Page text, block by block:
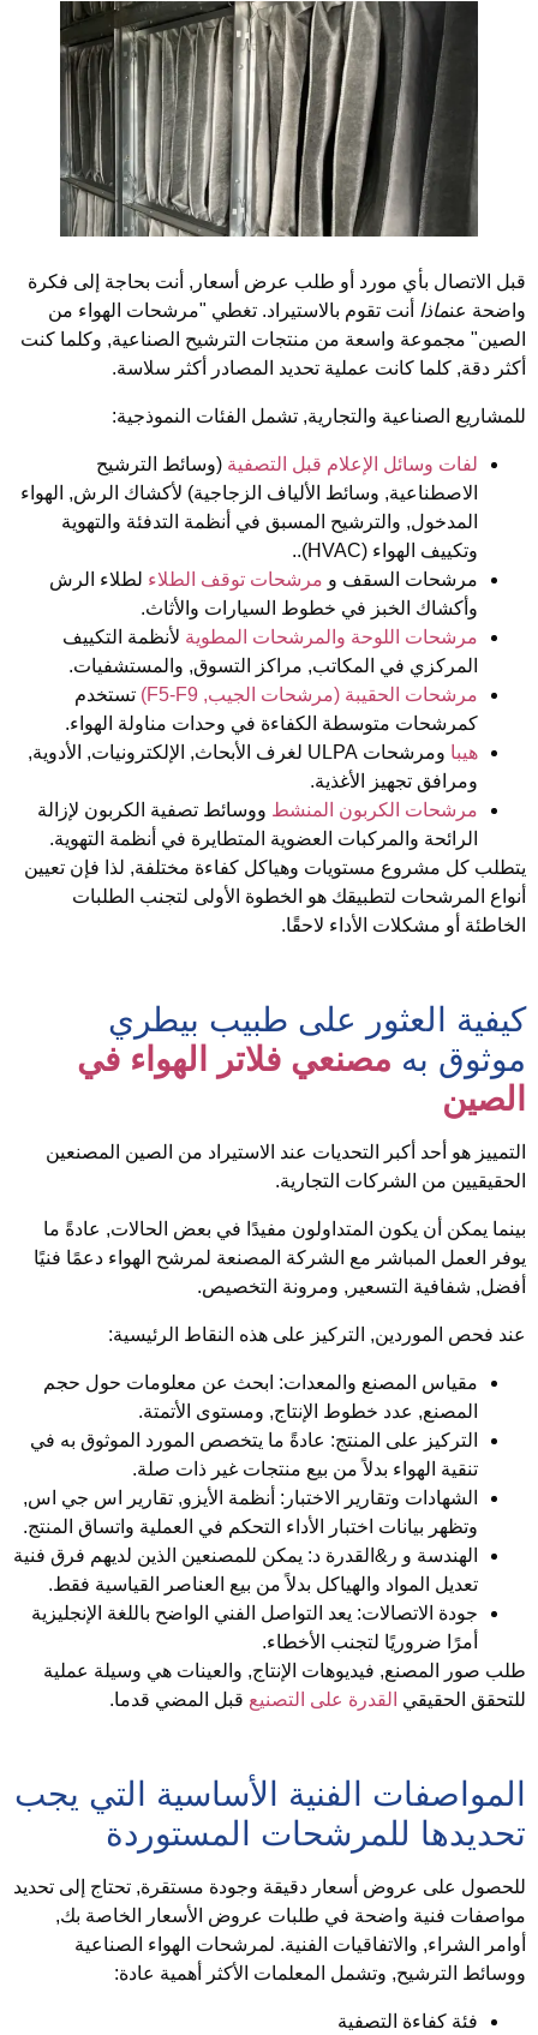
الاتصال بأي مورد أو طلب عرض أسعار, أنت بحاجة إلى فكرة
عن ماذاأنت تقوم بالاستيراد. تغطي "مرشحات الهواء من
مجموعة واسعة من منتجات الترشيح الصناعية, وكلما كنت
دقة, كلما كانت عملية تحديد المصادر أكثر سلاسة.
الصناعية والتجارية, تشمل الفئات النموذجية:
لفات وسائل الإعلام قبل التصفية(وسائط الترشيح
الاصطناعية, وسائط الألياف الزجاجية)لأكشاك الرش, الهواء
المدخول, والترشيح المسبق في أنظمة التدفئة والتهوية
وتكييف الهواء (HVAC)..
مرشحات السقف و مرشحات توقف الطلاء لطلاء الرش
وأكشاك الخبز في خطوط السيارات والأثاث.
مرشحات اللوحة والمرشحات المطوية لأنظمة التكييف
المركزي في المكاتب, مراكز التسوق, والمستشفيات.
مرشحات الحقيبة (مرشحات الجيب, F5-F9)
تستخدم
كمرشحات متوسطة الكفاءة في وحدات مناولة الهواء.
هيباومرشحات ULPA
لغرف الأبحاث, الإلكترونيات, الأدوية,
ومرافق تجهيز الأغذية.
مرشحات الكربون المنشطووسائط تصفية الكربونلإزالة
الرائحة والمركبات العضوية المتطايرة في أنظمة التهوية.
كل مشروع مستويات وهياكل كفاءة مختلفة, لذا فإن تعيين
المرشحات لتطبيقك هو الخطوة الأولى لتجنب الطلبات
أو مشكلات الأداء لاحقًا.
العثور على طبيب بيطري
بهمصنعي فلاتر الهواء في
هو أحد أكبر التحديات عند الاستيراد من الصينالمصنعين
من الشركات التجارية .
يمكن أن يكون المتداولون مفيدًا في بعض الحالات, عادةً ما
العمل المباشر مع الشركة المصنعة لمرشح الهواء دعمًا فنيًا
شفافية التسعير, ومرونة التخصيص.
فحص الموردين, التركيز على هذه النقاط الرئيسية:
مقياس المصنع والمعدات : ابحث عن معلومات حول حجم
المصنع, عدد خطوط الإنتاج, ومستوى الأتمتة.
التركيز على المنتج: عادةً ما يتخصص المورد الموثوق به في
تنقية الهواء بدلاً من بيع منتجات غير ذات صلة.
الشهادات وتقارير الاختبار: أنظمة الأيزو, تقارير اس جي اس,
وتظهر بيانات اختبار الأداء التحكم في العملية واتساق المنتج.
الهندسة و ر&القدرة د: يمكن للمصنعين الذين لديهم فرق فنية
تعديل المواد والهياكل بدلاً من بيع العناصر القياسية فقط.
جودة الاتصالات: يعد التواصل الفني الواضح باللغة الإنجليزية
أمرًا ضروريًا لتجنب الأخطاء.
صور المصنع, فيديوهات الإنتاج, والعينات هي وسيلة عملية
الحقيقيالقدرة على التصنيعقبل المضي قدما.
الفنية الأساسية التي يجب
للمرشحات المستوردة
على عروض أسعار دقيقة وجودة مستقرة, تحتاج إلى تحديد
فنية واضحة في طلبات عروض الأسعار الخاصة بك,
الشراء, والاتفاقيات الفنية. لمرشحات الهواء الصناعية
الترشيح, وتشمل المعلمات الأكثر أهمية عادة:
فئة كفاءة التصفية